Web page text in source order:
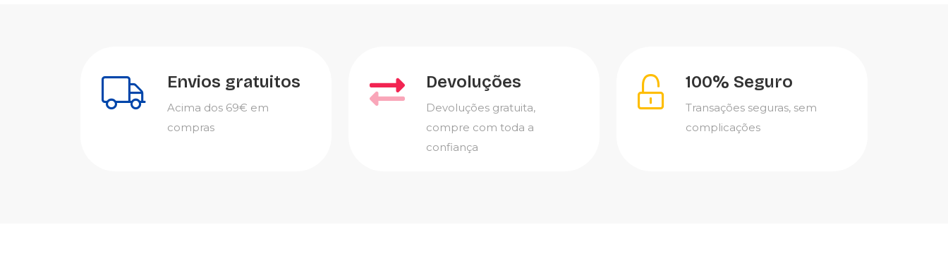
Envios gratuitos
Acima dos 69€ em
compras
Devoluções
Devoluções gratuita,
compre com toda a
confiança
100% Seguro
Transações seguras, sem
complicações